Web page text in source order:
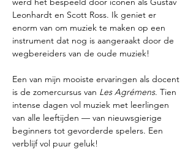
Leonhardt en Scott Ross. Ik geniet er
enorm van om muziek te maken op een
instrument dat nog is aangeraakt door de
wegbereiders van de oude muziek!
Een van mijn mooiste ervaringen als docent
is de zomercursus van Les Agrémens. Tien
intense dagen vol muziek met leerlingen
van alle leeftijden — van nieuwsgierige
beginners tot gevorderde spelers. Een
verblijf vol puur geluk!